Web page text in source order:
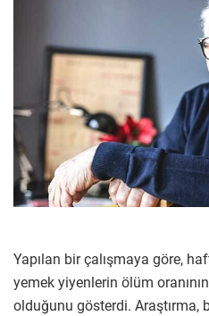
Yapılan bir çalışmaya göre,
yemek yiyenlerin ölüm
olduğunu gösterdi. Araştırma,